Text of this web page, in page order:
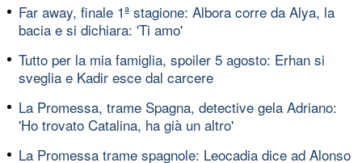
Far away, finale 1ª stagione: Albora corre da Alya, la
bacia e si dichiara: 'Ti amo'
Tutto per la mia famiglia, spoiler 5 agosto: Erhan si
sveglia e Kadir esce dal carcere
La Promessa, trame Spagna, detective gela Adriano:
'Ho trovato Catalina, ha già un altro'
La Promessa trame spagnole: Leocadia dice ad Alonso